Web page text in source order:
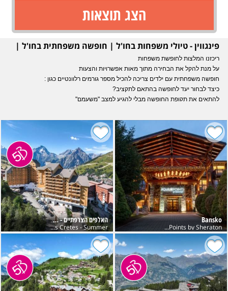
הצג תוצאות
פינגווין - טיולי משפחות בחו'ל | חופשה משפחתית בחו'ל |
טיולי משפחות באירופה
ריכזנו המלצות לחופשת משפחות
על מנת להקל את הבחירה מתוך מאות אפשרויות והצעות
חופשה משפחתית עם ילדים צריכה להכיל מספר גורמים רלוונטיים כגון :
כיצד לבחור יעד לחופשה בהתאם לתקציב?
להתאים את תקופת החופשה מבלי להגיע למצב "משעמם"
תחומי עניין כגון ביקורים באתרים היסטוריים מוזיאונים ופסטיבלים, נופים וטבע, מהו
העיתוי הנכון?
התאמת רמת וסוג האירוח במלון או בית דירות, האם לבחור לינה וארוחת בוקר, חצי או
פנסיון מלא + שתייה
אולי שמה עדיף אירוח כפרי בווילה או צימר עם מטבח
פינגווין שירותי תיירות בע"מ מציעה שירות ייחודי *מתנה ללקוחות החברה
בניית מסלול במסגרתפינגווין אישיהנותן מענהוידע מקצועי מתוך הבנת צרכי הלקוח
והכרת יעדי החופשה
Bansko
Four Points by Sheraton
האלפים הצרפתיים - Les 2 Alpes
Club Belambra Les Cretes - Summer